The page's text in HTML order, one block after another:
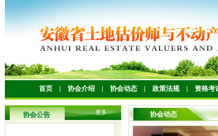
首页 |协会介绍 |协会动态 |政策法规|资格考
协会公告 更多>> 协会动态